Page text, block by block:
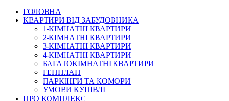
ГОЛОВНА
КВАРТИРИ ВІД ЗАБУДОВНИКА
1-КІМНАТНІ КВАРТИРИ
2-КІМНАТНІ КВАРТИРИ
3-КІМНАТНІ КВАРТИРИ
4-КІМНАТНІ КВАРТИРИ
БАГАТОКІМНАТНІ КВАРТИРИ
ГЕНПЛАН
ПАРКІНГИ ТА КОМОРИ
УМОВИ КУПІВЛІ
ПРО КОМПЛЕКС